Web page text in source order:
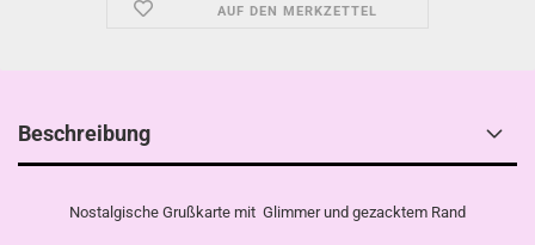
AUF DEN MERKZETTEL
Beschreibung
Nostalgische Grußkarte mit Glimmer und gezacktem Rand